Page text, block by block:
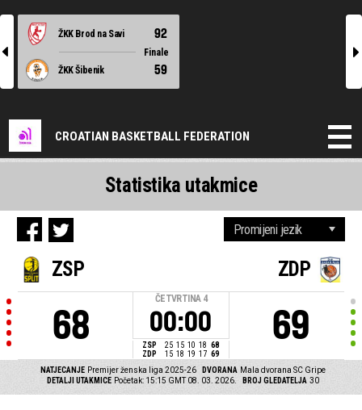
l
ŽKK Brod na Savi 92
Finale
ŽKK Šibenik
59
r
CROATIAN BASKETBALL FEDERATION
ZSP
68
ČETVRTINA 4
00:00
ZSP 25 15 10 18 68
ZDP
15 18 19 17 69
ZDP
69
NATJECANJE Premijer ženska liga 2025-26 DVORANA Mala dvorana SC Gripe
DETALJI UTAKMICE Početak: 15:15 GMT 08. 03. 2026. BROJ GLEDATELJA 30
Statistika utakmice